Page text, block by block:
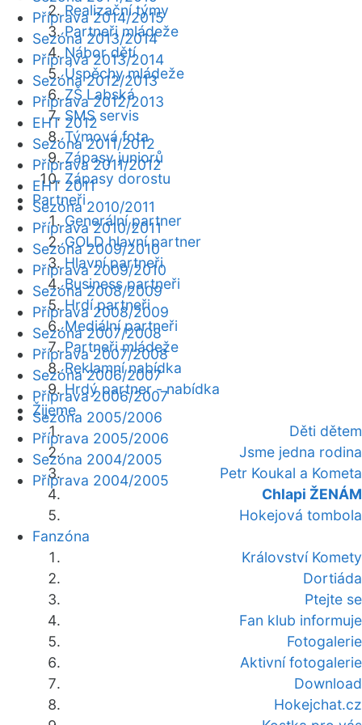
Realizační týmy
Partneři mládeže
Nábor dětí
Úspěchy mládeže
ZŠ Labská
SMS servis
Týmová fota
Zápasy juniorů
Zápasy dorostu
Partneři
Generální partner
GOLD hlavní partner
Hlavní partneři
Business partneři
Hrdí partneři
Mediální partneři
Partneři mládeže
Reklamní nabídka
Hrdý partner - nabídka
Žijeme
Děti dětem
Jsme jedna rodina
Petr Koukal a Kometa
Chlapi ŽENÁM
Hokejová tombola
Fanzóna
Království Komety
Dortiáda
Ptejte se
Fan klub informuje
Fotogalerie
Aktivní fotogalerie
Download
Hokejchat.cz
Příprava 2014/2015
Sezóna 2013/2014
Příprava 2013/2014
Sezóna 2012/2013
Příprava 2012/2013
EHT 2012
Sezóna 2011/2012
Příprava 2011/2012
EHT 2011
Sezóna 2010/2011
Příprava 2010/2011
Sezóna 2009/2010
Příprava 2009/2010
Sezóna 2008/2009
Příprava 2008/2009
Sezóna 2007/2008
Příprava 2007/2008
Sezóna 2006/2007
Příprava 2006/2007
Sezóna 2005/2006
Příprava 2005/2006
Sezóna 2004/2005
Příprava 2004/2005